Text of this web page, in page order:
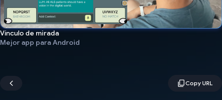
Vínculo de mirada
Mejor app para Android